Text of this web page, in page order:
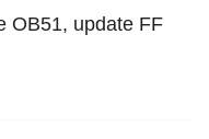
OB51, update FF